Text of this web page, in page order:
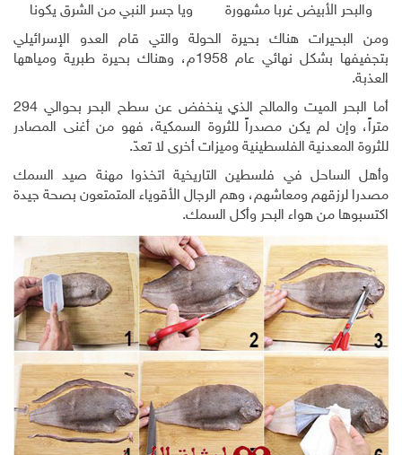
والبحر الأبيض غربا مشهورة ويا جسر النبي من الشرق يكونا
ومن البحيرات هناك بحيرة الحولة والتي قام العدو الإسرائيلي
بتجفيفها بشكل نهائي عام 1958م، وهناك بحيرة طبرية ومياهها
العذبة.
أما البحر الميت والمالح الذي ينخفض عن سطح البحر بحوالي 294
متراً، وإن لم يكن مصدراً للثروة السمكية، فهو من أغنى المصادر
للثروة المعدنية الفلسطينية وميزات أخرى لا تعدّ.
وأهل الساحل في فلسطين التاريخية اتخذوا مهنة صيد السمك
مصدرا لرزقهم ومعاشهم، وهم الرجال الأقوياء المتمتعون بصحة جيدة
اكتسبوها من هواء البحر وأكل السمك.